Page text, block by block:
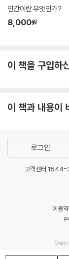
인간이란 무엇인가?
8,000원
이 책을 구입하
이 책과 내용이
로그인
고객센터
이용